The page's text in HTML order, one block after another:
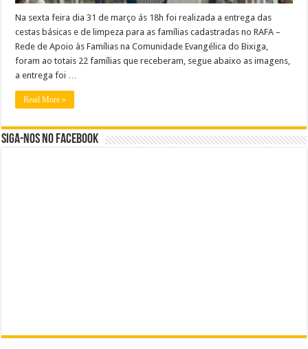
Na sexta feira dia 31 de março ás 18h foi realizada a entrega das
cestas básicas e de limpeza para as famílias cadastradas no RAFA –
Rede de Apoio às Famílias na Comunidade Evangélica do Bixiga,
foram ao totais 22 famílias que receberam, segue abaixo as imagens,
a entrega foi …
Read More »
Siga-nos no Facebook